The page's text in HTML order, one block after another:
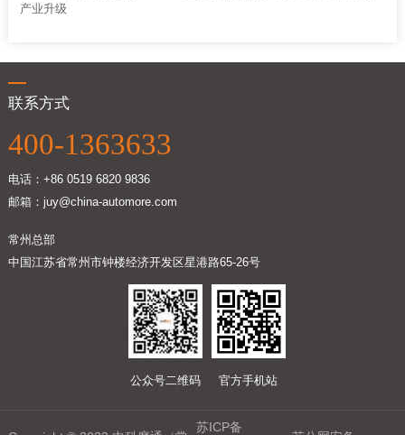
产业升级
联系方式
400-1363633
电话：+86 0519 6820 9836
邮箱：juy@china-automore.com
常州总部
中国江苏省常州市钟楼经济开发区星港路65-26号
公众号二维码 官方手机站
苏ICP备